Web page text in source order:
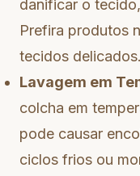
danificar o
Prefira produtos
tecidos delicados.
Lavagem em
colcha em
pode causar
ciclos frios ou